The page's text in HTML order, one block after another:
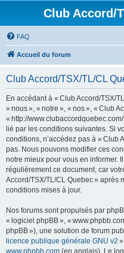
Club Accord/
FAQ
Accueil du forum
Club Accord/TSX/TL/CL
En accédant à « Club Accord/TSX/
« nous », « notre », « nos », « Club
« http://
lié par les conditions suivantes. Si
conditions, n’accédez pas à « Club
pas. Nous pouvons modifier ces
notre mieux pour vous en informer.
régulièrement ce document, car
Accord/TSX/TL/CL Quebec » après
conditions mises à jour.
Nos forums sont propulsés par
« logiciel phpBB », «
phpBB »), une solution de forum
licence publique générale GNU v2
www.phpbb.com (en anglais). Le